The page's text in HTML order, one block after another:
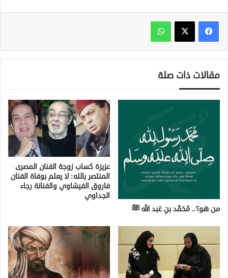
واتساب
مقالات ذات صلة
من هو؟.. مُحَمَّد بنِ عَبد الله ﷺ
عزيزة كساب زوجة الفنان المصرى
المنتصر بالله: لا يعلم بوفاة الفنان
فاروق الفيشاوي والفنانة رجاء
الجداوي